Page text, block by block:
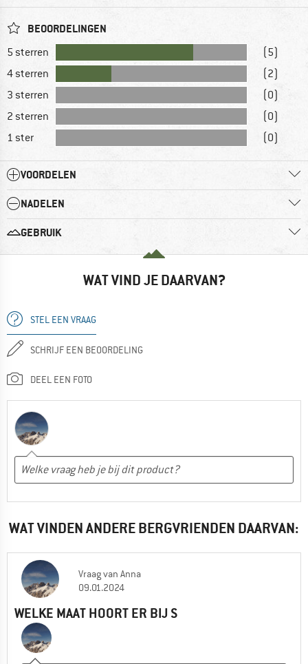
BEOORDELINGEN
5 sterren
(5)
4 sterren
(2)
3 sterren
(0)
2 sterren
(0)
1 ster
(0)
VOORDELEN
NADELEN
GEBRUIK
WAT VIND JE DAARVAN?
STEL EEN VRAAG
SCHRIJF EEN BEOORDELING
DEEL EEN FOTO
WAT VINDEN ANDERE BERGVRIENDEN DAARVAN:
Vraagvan Anna
09.01.2024
WELKE MAAT HOORT ER BIJ S